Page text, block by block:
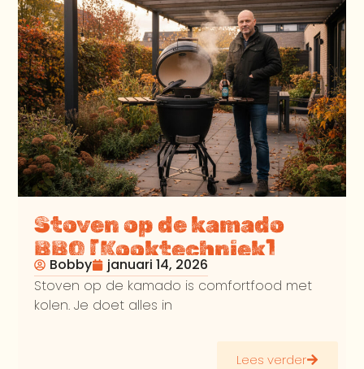
Stoven op de kamado
BBQ [Kooktechniek]
Bobby
januari 14, 2026
Stoven op de kamado is comfortfood met
kolen. Je doet alles in
Lees verder